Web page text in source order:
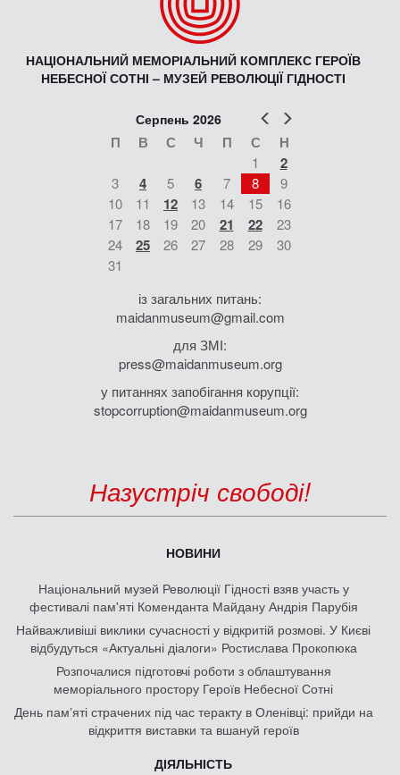
НАЦІОНАЛЬНИЙ МЕМОРІАЛЬНИЙ КОМПЛЕКС ГЕРОЇВ
НЕБЕСНОЇ СОТНІ – МУЗЕЙ РЕВОЛЮЦІЇ ГІДНОСТІ
Попер
Серпень 2026
П В С Ч П С Н
1 2
3 4 5 6 7 8
9
10
11 12 13 14 15
16
17
18 19 20 21 22
23
24
25 26 27 28 29
30
31
із загальних питань:
maidanmuseum@gmail.com
для ЗМІ:
press@maidanmuseum.org
у питаннях запобігання корупції:
stopcorruption@maidanmuseum.org
Назустріч свободі!
НОВИНИ
Національний музей Революції Гідності взяв участь у
фестивалі пам'яті Коменданта Майдану Андрія Парубія
Найважливіші виклики сучасності у відкритій розмові. У Києві
відбудуться «Актуальні діалоги» Ростислава Прокопюка
Розпочалися підготовчі роботи з облаштування
меморіального простору Героїв Небесної Сотні
День памʼяті страчених під час теракту в Оленівці: прийди на
відкриття виставки та вшануй героїв
ДІЯЛЬНІСТЬ